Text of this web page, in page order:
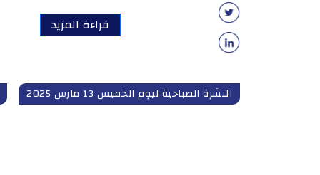
قراءة المزيد
النشرة الصباحية ليوم الخميس 13 مارس 2025